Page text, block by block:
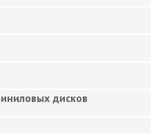
дисков